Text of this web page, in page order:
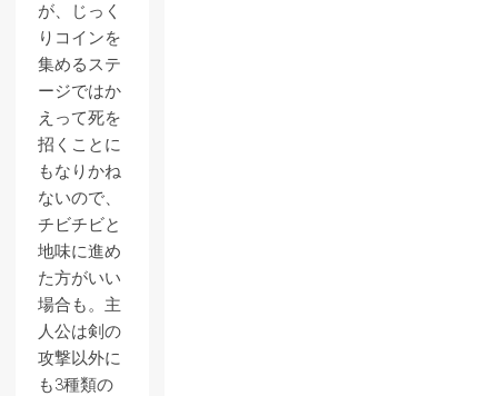
が、じっく
りコインを
集めるステ
ージではか
えって死を
招くことに
もなりかね
ないので、
チビチビと
地味に進め
た方がいい
場合も。主
人公は剣の
攻撃以外に
も3種類の